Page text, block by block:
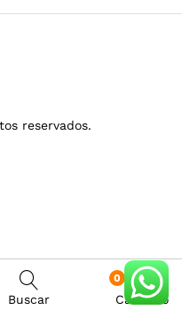
reservados.
Buscar
0
Carrinho